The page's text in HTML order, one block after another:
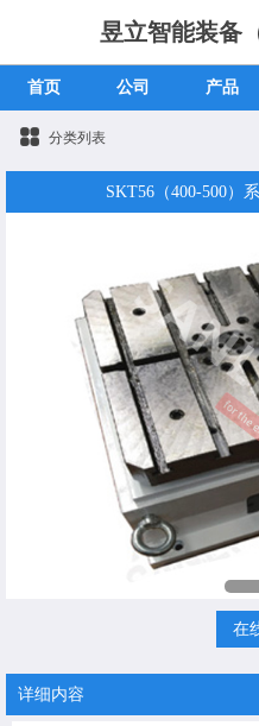
昱立智能装备
首页 公司 产品
分类列表
SKT56（400-500）
在
详细内容